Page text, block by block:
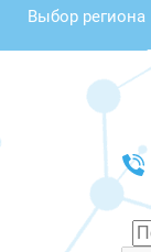
Выбор региона
ул.